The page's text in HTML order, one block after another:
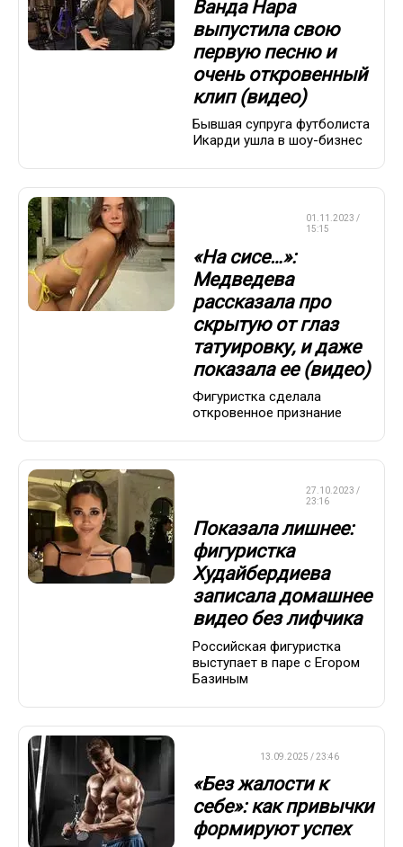
Ванда Нара
выпустила свою
первую песню и
очень откровенный
клип (видео)
Бывшая супруга футболиста
Икарди ушла в шоу-бизнес
01.11.2023 /
15:15
«На сисе…»:
Медведева
рассказала про
скрытую от глаз
татуировку, и даже
показала ее (видео)
Фигуристка сделала
откровенное признание
27.10.2023 /
23:16
Показала лишнее:
фигуристка
Худайбердиева
записала домашнее
видео без лифчика
Российская фигуристка
выступает в паре с Егором
Базиным
13.09.2025 / 23:46
«Без жалости к
себе»: как привычки
формируют успех